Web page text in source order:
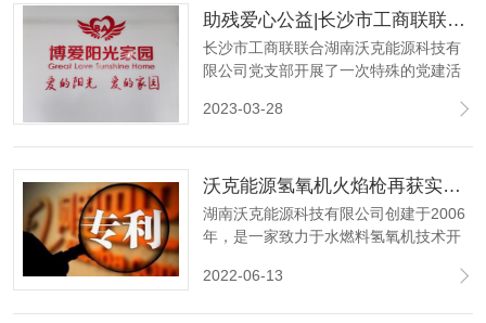
助残爱心公益|长沙市工商联联合沃克能源慰问博爱阳光家园
长沙市工商联联合湖南沃克能源科技有
限公司党支部开展了一次特殊的党建活
智力残疾人托养服务中心。
2023-03-28
沃克能源氢氧机火焰枪再获实用新型专利
湖南沃克能源科技有限公司创建于2006
年，是一家致力于水燃料氢氧机技术开
氧能源研究中心，在氢氧能源领域我们
2022-06-13